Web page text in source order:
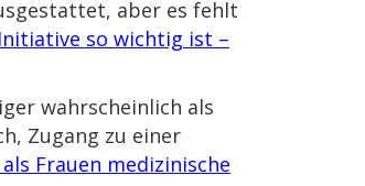
aber es fehlt
so wichtig ist –
wahrscheinlich als
Zugang zu einer
Frauen medizinische